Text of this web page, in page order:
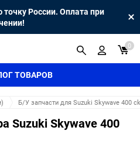
России. Оплата при
ТОВАРОВ
0
Б/У запчасти для Suzuki Skywave 400
Suzuki Skywave 400